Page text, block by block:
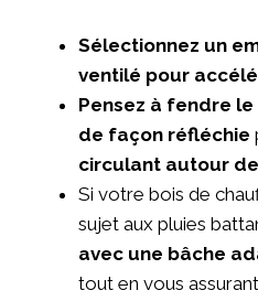
Sélectionnez un
ventilé pour
Pensez à fendre le
de façon réfléchie
circulant autour
Si votre bois de
sujet aux pluies
avec une bâche
tout en vous